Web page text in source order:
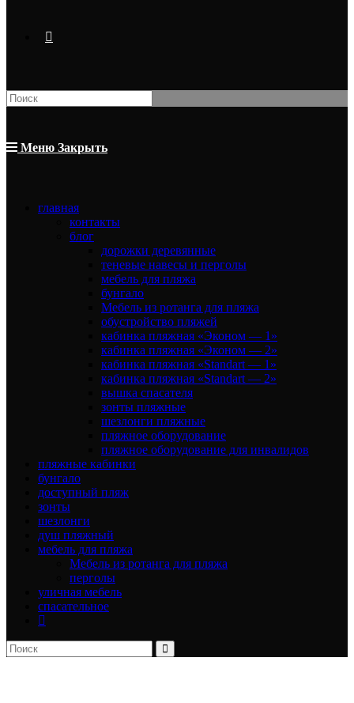
Поиск
на
Меню Закрыть
главная
контакты
блог
дорожки деревянные
теневые навесы и перголы
мебель для пляжа
бунгало
Мебель из ротанга для пляжа
обустройство пляжей
кабинка пляжная «Эконом — 1»
кабинка пляжная «Эконом — 2»
кабинка пляжная «Standart — 1»
кабинка пляжная «Standart — 2»
вышка спасателя
зонты пляжные
шезлонги пляжные
пляжное оборудование
пляжное оборудование для инвалидов
пляжные кабинки
бунгало
доступный пляж
зонты
шезлонги
душ пляжный
мебель для пляжа
Мебель из ротанга для пляжа
перголы
уличная мебель
спасательное